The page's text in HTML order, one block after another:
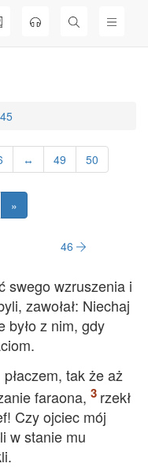
↔ 49 50
»
46
swego wzruszenia i
zawołał: Niechaj
było z nim, gdy
tak że aż
faraona,
rzekł
Czy ojciec mój
w stanie mu